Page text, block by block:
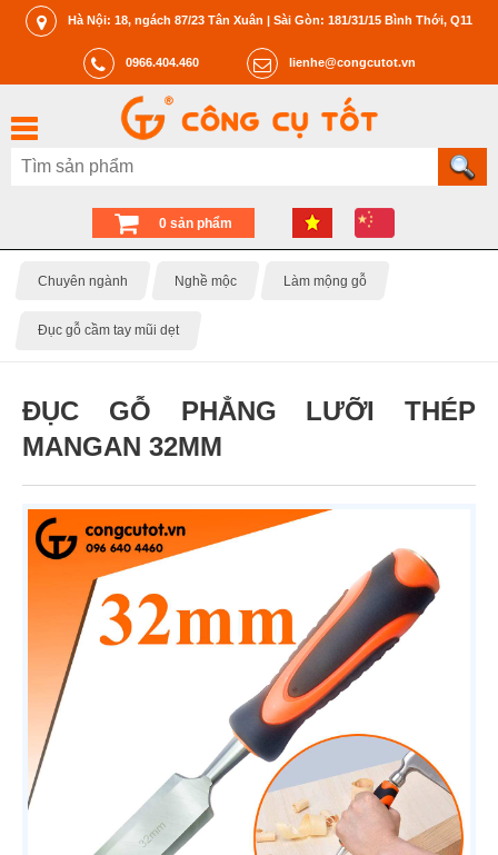
Hà Nội: 18, ngách 87/23 Tân Xuân | Sài Gòn: 181/31/15 Bình Thới, Q11
0966.404.460 lienhe@congcutot.vn
0 sản phẩm
Chuyên ngành Nghề mộc Làm mộng gỗ
Đục gỗ cầm tay mũi dẹt
ĐỤC GỖ PHẲNG LƯỠI THÉP
MANGAN 32MM